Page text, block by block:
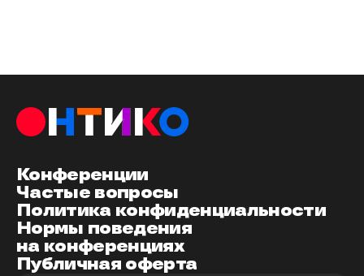
Конференции
Частые вопросы
Политика конфиденциальности
Нормы поведения
на конференциях
Публичная оферта